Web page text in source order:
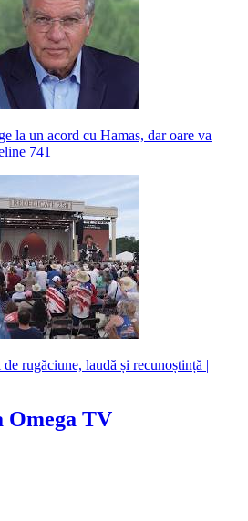
la un acord cu Hamas, dar oare va
741
rugăciune, laudă și recunoștință |